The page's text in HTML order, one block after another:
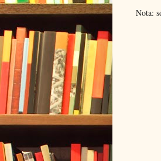
Nota: